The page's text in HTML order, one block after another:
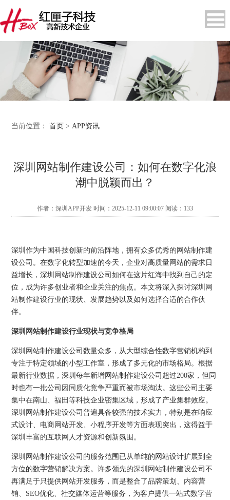
当前位置：首页 >APP资讯
深圳网站制作建设公司：如何在数字化浪
潮中脱颖而出？
作者：深圳APP开发 时间：2025-12-11 09:00:07 阅读： 133
深圳作为中国科技创新的前沿阵地，拥有众多优秀的网站制作建
设公司。在数字化转型加速的今天，企业对高质量网站的需求日
益增长，深圳网站制作建设公司如何在这片红海中找到自己的定
位，成为许多创业者和企业关注的焦点。本文将深入探讨深圳网
站制作建设行业的现状、发展趋势以及如何选择合适的合作伙
伴。
深圳网站制作建设行业现状与竞争格局
深圳网站制作建设公司数量众多，从大型综合性数字营销机构到
专注于特定领域的小型工作室，形成了多元化的市场格局。根据
最新行业数据，深圳每年新增网站制作建设公司超过200家，但同
时也有一批公司因同质化竞争严重而被市场淘汰。这些公司主要
集中在南山、福田等科技企业密集区域，形成了产业集群效应。
深圳网站制作建设公司普遍具备较强的技术实力，特别是在响应
式设计、电商网站开发、小程序开发等方面表现突出，这得益于
深圳丰富的互联网人才资源和创新氛围。
深圳网站制作建设公司的服务范围已从单纯的网站设计扩展到全
方位的数字营销解决方案。许多领先的深圳网站制作建设公司不
再满足于只提供网站开发服务，而是整合了品牌策划、内容营
销、SEO优化、社交媒体运营等服务，为客户提供一站式数字营